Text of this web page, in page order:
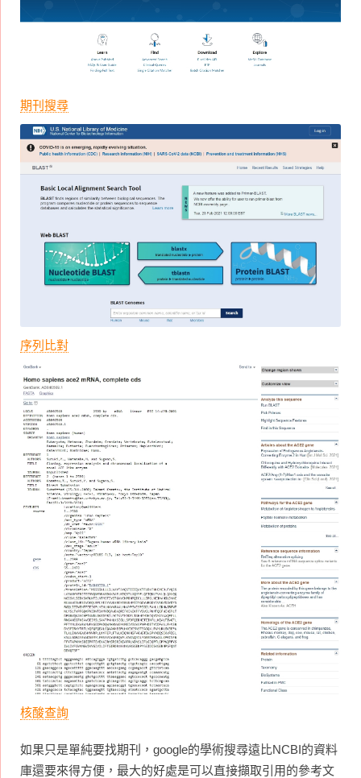
期刊搜尋
序列比對
核酸查詢
如果只是單純要找期刊，google的學術搜尋遠比NCBI的資料
庫還要來得方便，最大的好處是可以直接擷取引用的參考文